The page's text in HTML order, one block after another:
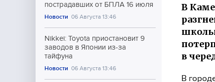
пострадавших от БПЛА 16 июля
Новости 06 Августа 13:46
Nikkei: Toyota приостановит 9
заводов в Японии из-за
тайфуна
Новости 06 Августа 13:46
В
в
В